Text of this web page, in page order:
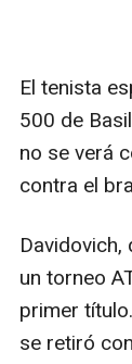
El tenista
500 de
no se verá
contra el
un torneo
primer
se retiró